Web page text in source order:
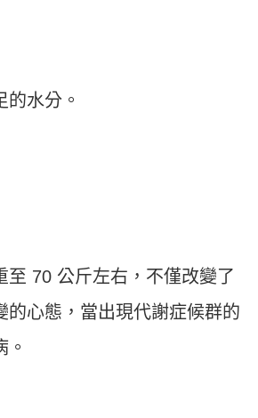
水分。
70 公斤左右，不僅改變了
心態，當出現代謝症候群的